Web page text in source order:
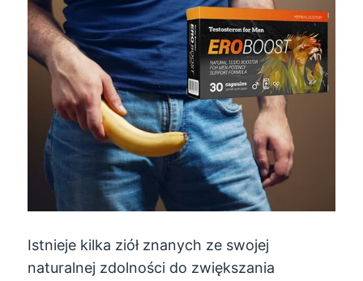
Istnieje kilka ziół znanych ze swojej
naturalnej zdolności do zwiększania